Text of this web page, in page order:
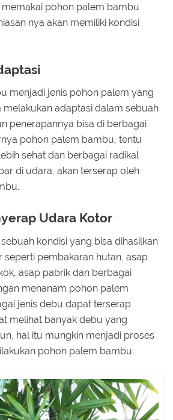
pohon palem bambu
nya akan memiliki kondisi
menjadi jenis pohon palem yang
adaptasi dalam sebuah
penerapannya bisa di berbagai
pohon palem bambu, tentu
sehat dan berbagai radikal
di udara, akan terserap oleh
Udara Kotor
kondisi yang bisa dihasilkan
seperti pembakaran hutan, asap
asap pabrik dan berbagai
menanam pohon palem
jenis debu dapat terserap
melihat banyak debu yang
hal itu mungkin menjadi proses
pohon palem bambu.